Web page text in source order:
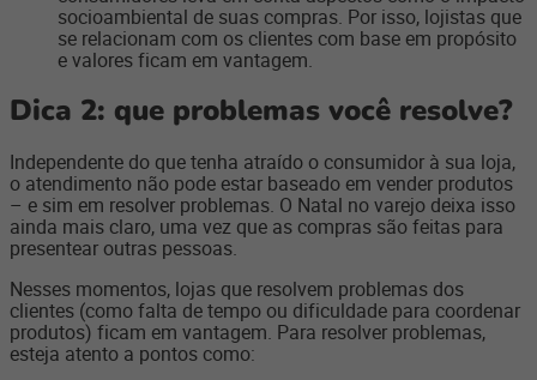
socioambiental de suas compras. Por isso, lojistas que
se relacionam com os clientes com base em propósito
e valores ficam em vantagem.
Dica 2: que problemas você resolve?
Independente do que tenha atraído o consumidor à sua loja,
o atendimento não pode estar baseado em vender produtos
– e sim em resolver problemas. O Natal no varejo deixa isso
ainda mais claro, uma vez que as compras são feitas para
presentear outras pessoas.
Nesses momentos, lojas que resolvem problemas dos
clientes (como falta de tempo ou dificuldade para coordenar
produtos) ficam em vantagem. Para resolver problemas,
esteja atento a pontos como: